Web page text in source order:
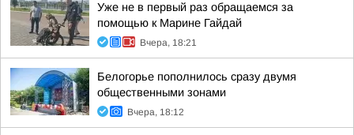
Уже не в первый раз обращаемся за
помощью к Марине Гайдай
Вчера, 18:21
Белогорье пополнилось сразу двумя
общественными зонами
Вчера, 18:12